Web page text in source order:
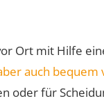
Ort mit Hilfe
auch
oder für